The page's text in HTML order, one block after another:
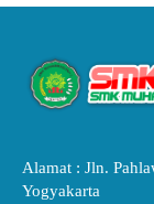
Alamat : Jln.
Yogyakarta